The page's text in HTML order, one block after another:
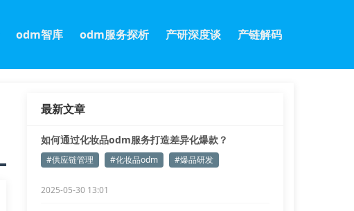
odm智库 odm服务探析 产研深度谈 产链解码
最新文章
如何通过化妆品odm服务打造差异化爆款？
#供应链管理 #化妆品odm #爆品研发
2025-05-30 13:01